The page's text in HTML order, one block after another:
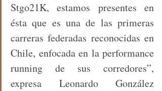
Stgo21K, estamos presentes en
ésta que es una de las primeras
carreras federadas reconocidas en
Chile, enfocada en la performance
running de sus corredores”,
expresa Leonardo González